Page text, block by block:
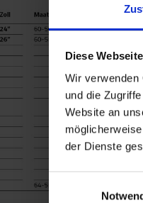
Diese
Wir verwenden
und die
Website an
der Dienste